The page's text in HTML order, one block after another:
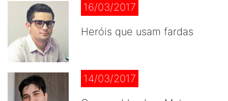
16/03/2017
Heróis que usam fardas
14/03/2017